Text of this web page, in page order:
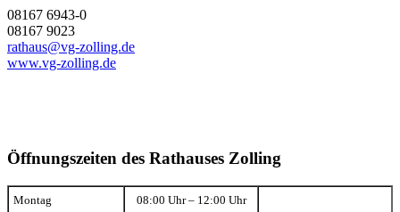
08167 6943-0
08167 9023
rathaus@vg-zolling.de
www.vg-zolling.de
Öffnungszeiten des Rathauses Zolling
Montag 08:00 Uhr – 12:00 Uhr